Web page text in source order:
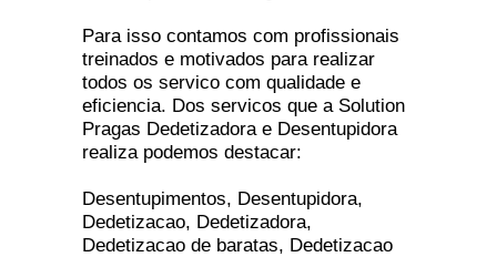
Para isso contamos com profissionais
treinados e motivados para realizar
todos os servico com qualidade e
eficiencia. Dos servicos que a Solution
Pragas Dedetizadora e Desentupidora
realiza podemos destacar:
Desentupimentos, Desentupidora,
Dedetizacao, Dedetizadora,
Dedetizacao de baratas, Dedetizacao